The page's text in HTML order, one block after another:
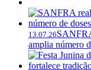
13.07.26
amplia número